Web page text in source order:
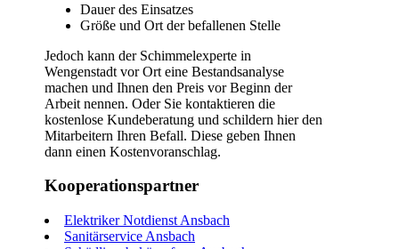
Dauer des Einsatzes
Größe und Ort der befallenen Stelle
Jedoch kann der Schimmelexperte in
Wengenstadt vor Ort eine Bestandsanalyse
machen und Ihnen den Preis vor Beginn der
Arbeit nennen. Oder Sie kontaktieren die
kostenlose Kundeberatung und schildern hier den
Mitarbeitern Ihren Befall. Diese geben Ihnen
dann einen Kostenvoranschlag.
Kooperationspartner
Elektriker Notdienst Ansbach
Sanitärservice Ansbach